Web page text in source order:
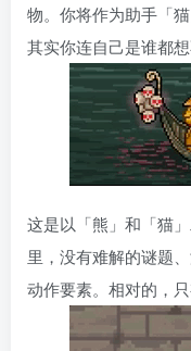
物。你将作为助手「
其实你连自己是谁都
这是以「熊」和「猫
里，没有难解的谜题
动作要素。相对的，